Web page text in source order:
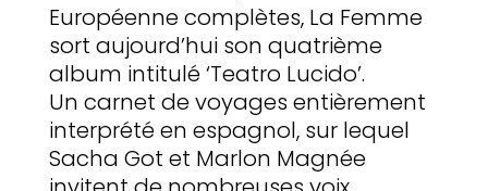
Européenne complètes, La Femme
sort aujourd’hui son quatrième
album intitulé ‘Teatro Lucido’.
Un carnet de voyages entièrement
interprété en espagnol, sur lequel
Sacha Got et Marlon Magnée